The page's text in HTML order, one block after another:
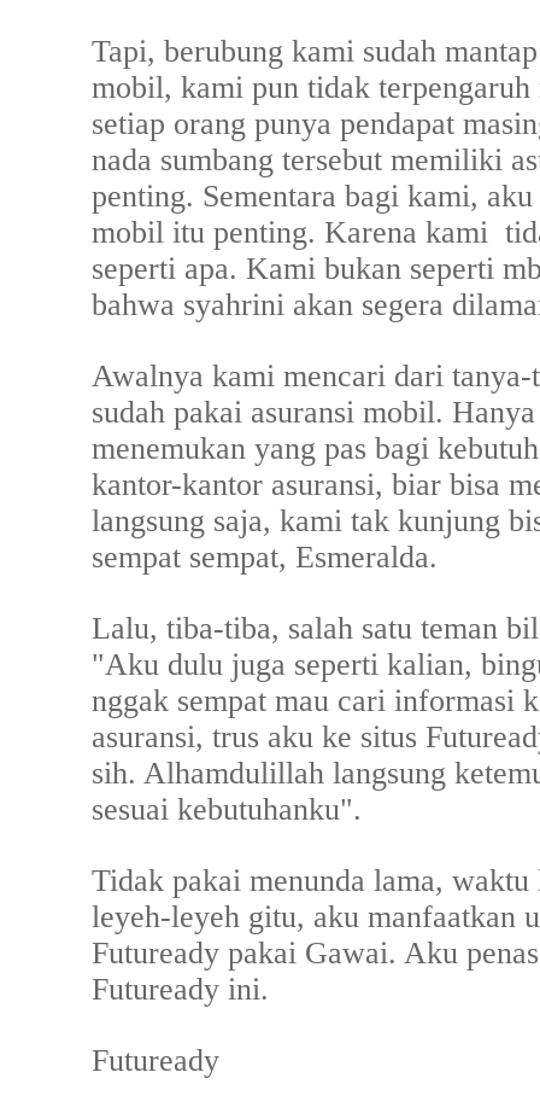
Tapi, berubung kami sudah
mobil, kami pun tidak terpengaruh
setiap orang punya pendapat
nada sumbang tersebut memiliki
penting. Sementara bagi kami,
mobil itu penting. Karena kami
seperti apa. Kami bukan seperti
bahwa syahrini akan segera
Awalnya kami mencari dari tanya-
sudah pakai asuransi mobil.
menemukan yang pas bagi
kantor-kantor asuransi, biar bisa
langsung saja, kami tak kunjung
sempat sempat, Esmeralda.
Lalu, tiba-tiba, salah satu teman
"Aku dulu juga seperti kalian,
nggak sempat mau cari informasi
asuransi, trus aku ke situs
sih. Alhamdulillah langsung
sesuai kebutuhanku".
Tidak pakai menunda lama,
leyeh-leyeh gitu, aku manfaatkan
Futuready pakai Gawai. Aku
Futuready ini.
Futuready